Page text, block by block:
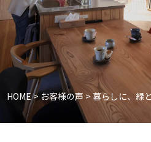
HOME>お客様の声 >暮らしに、緑